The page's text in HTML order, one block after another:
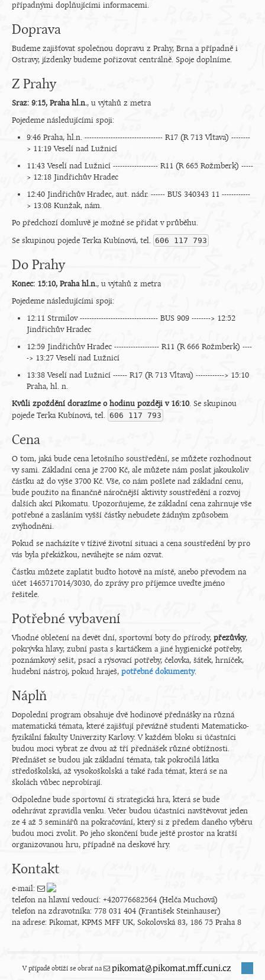
případnými doplňujícími informacemi.
Doprava
Budeme zajišťovat společnou dopravu z Prahy, Brna a případně i
Ostravy, jízdenky budeme pořizovat centrálně. Spoje doplníme.
Z Prahy
Sraz: 9:15, Praha hl.n., u výtahů z metra
Pojedeme následujícími spoji:
9:46 Praha, hl.n. --------------------------------- R17 (R 713 Vltava) --------
> 11:19 Veselí nad Lužnicí
11:43 Veselí nad Lužnicí ------------------- R11 (R 665 Rožmberk) -----
> 12:18 Jindřichův Hradec
12:40 Jindřichův Hradec, aut. nádr. ------ BUS 340343 11 ------------
> 13:08 Kunžak, nám.
Po předchozí domluvě je možné se přidat v průběhu.
Se skupinou pojede Terka Kubínová, tel. 606 117 793
Do Prahy
Konec: 15:10, Praha hl.n., u výtahů z metra
Pojedeme následujícími spoji:
12:11 Strmilov --------------------------------- BUS 909 --------> 12:52
Jindřichův Hradec
12:59 Jindřichův Hradec ------------------- R11 (R 666 Rožmberk) ----
-> 13:27 Veselí nad Lužnicí
13:38 Veselí nad Lužnicí ------ R17 (R 713 Vltava) ------------> 15:10
Praha, hl. n.
Kvůli zpoždění dorazíme o hodinu později v 16:10. Se skupinou
pojede Terka Kubínová, tel. 606 117 793
Cena
O tom, jaká bude cena letošního soustředění, se můžete rozhodnout
vy sami. Základní cena je 2700 Kč, ale můžete nám poslat jakoukoliv
částku až do výše 3700 Kč. Vše, co nám pošlete nad základní cenu,
bude použito na finančně náročnější aktivity soustředění a rozvoj
dalších akcí Pikomatu. Upozorňujeme, že základní cena zahrnuje vše
potřebné a zasláním vyšší částky nebudete žádným způsobem
zvýhodněni.
Pokud se nacházíte v tíživé životní situaci a cena soustředění by pro
vás byla překážkou, neváhejte se nám ozvat.
Částku můžete zaplatit buďto hotově na místě, anebo převodem na
účet 1465717014/3030, do zprávy pro příjemce uveďte jméno
řešitele.
Potřebné vybavení
Vhodné oblečení na devět dní, sportovní boty do přírody, přezůvky,
pokrývka hlavy, zubní pasta s kartáčkem a jiné hygienické potřeby,
poznámkový sešit, psací a rýsovací potřeby, čelovka, šátek, hrníček,
hudební nástroj, pokud hraješ, potřebné dokumenty.
Náplň
Dopolední program obsahuje dvě hodinové přednášky na různá
matematická témata, které zajišťují převážně studenti Matematicko-
fyzikální fakulty Univerzity Karlovy. V každém bloku si účastníci
budou moci vybrat ze dvou až tří přednášek různé obtížnosti.
Přednášet se budou jak základní témata, tak pokročilá látka
středoškolská, až vysokoškolská a také řada témat, která se na
školách vůbec neprobírají.
Odpoledne bude sportovní či strategická hra, která se bude
odehrávat zpravidla venku. Večer budou účastníci navštěvovat jeden
ze 4 až 5 seminářů na pokračování, který si z předem daného výběru
budou moci zvolit. Po jeho skončení bude ještě prostor na kratší
organizovanou hru, případně na deskové hry.
Kontakt
e-mail:
telefon na hlavní vedoucí: +420776682564 (Helča Muchová)
telefon na zdravotníka: 778 031 404 (František Steinhauser)
na adrese: Pikomat, KPMS MFF UK, Sokolovská 83, 186 75 Praha 8
V případě obtíží se obrať na